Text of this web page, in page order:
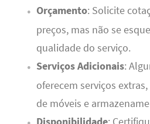
Orçamento: Solicite
preços, mas não se
qualidade do serviço.
Serviços Adicionais:
oferecem serviços
de móveis e